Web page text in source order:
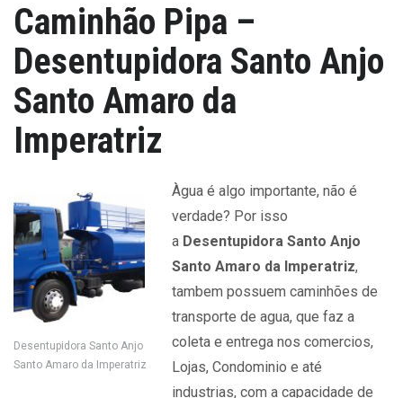
Caminhão Pipa –
Desentupidora Santo Anjo
Santo Amaro da
Imperatriz
Desentupidora Santo Anjo
Santo Amaro da Imperatriz
Àgua é algo importante, não é
verdade? Por isso
a Desentupidora Santo Anjo
Santo Amaro da Imperatriz,
tambem possuem caminhões de
transporte de agua, que faz a
coleta e entrega nos comercios,
Lojas, Condominio e até
industrias, com a capacidade de